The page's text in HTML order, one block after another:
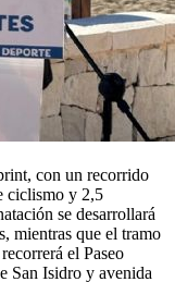
con un recorrido
ciclismo y 2,5
se desarrollará
mientras que el tramo
el Paseo
San Isidro y avenida